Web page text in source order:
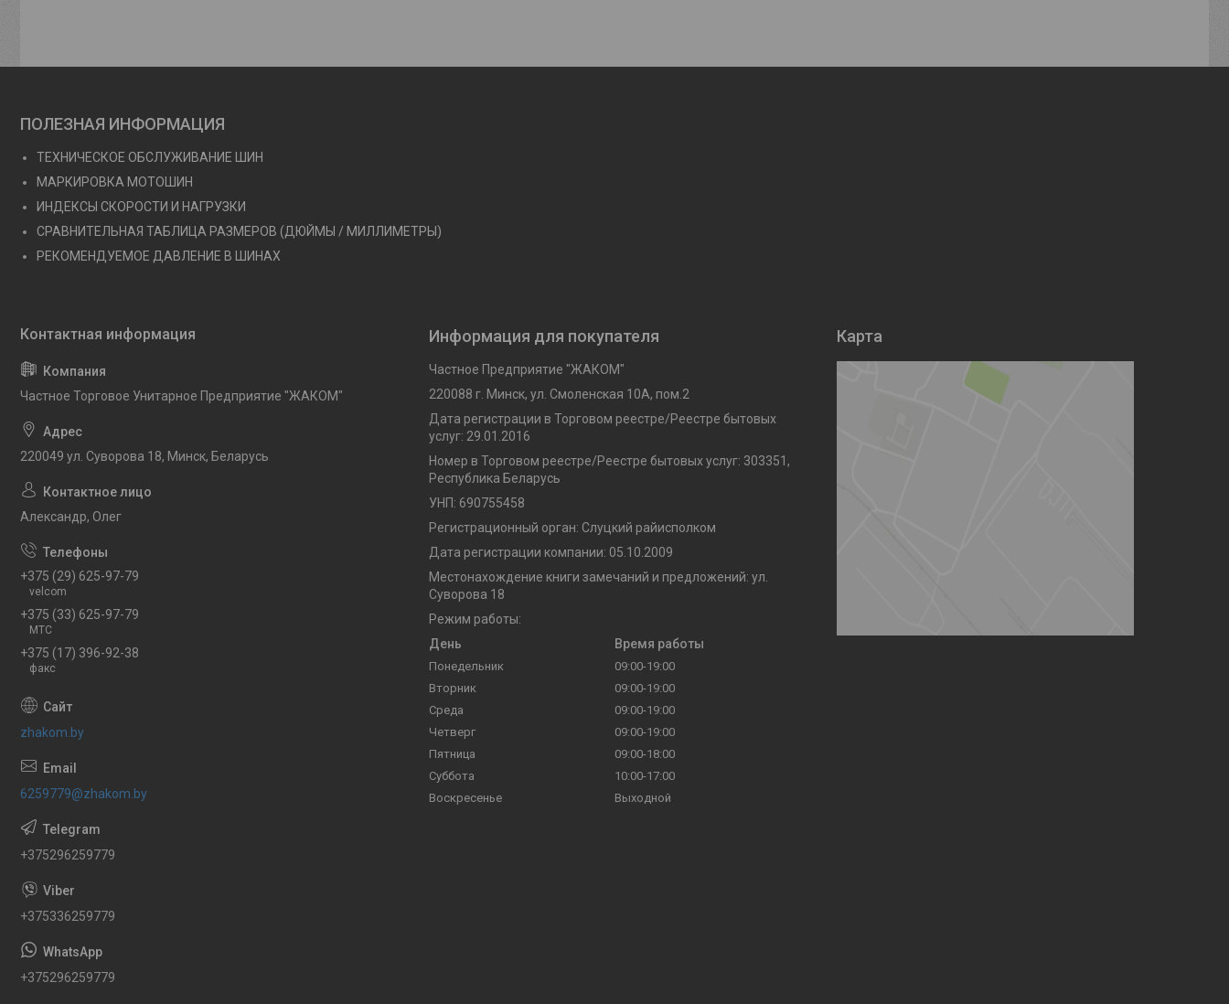
ПОЛЕЗНАЯ ИНФОРМАЦИЯ
ТЕХНИЧЕСКОЕ ОБСЛУЖИВАНИЕ ШИН
МАРКИРОВКА МОТОШИН
ИНДЕКСЫ СКОРОСТИ И НАГРУЗКИ
СРАВНИТЕЛЬНАЯ ТАБЛИЦА РАЗМЕРОВ (ДЮЙМЫ / МИЛЛИМЕТРЫ)
РЕКОМЕНДУЕМОЕ ДАВЛЕНИЕ В ШИНАХ
Частное Торговое Унитарное Предприятие "ЖАКОМ"
220049 ул. Суворова 18, Минск, Беларусь
Александр, Олег
+375 (29) 625-97-79
velcom
+375 (33) 625-97-79
МТС
+375 (17) 396-92-38
факс
zhakom.by
6259779@zhakom.by
+375296259779
+375336259779
+375296259779
Информация для покупателя
Частное Предприятие "ЖАКОМ"
220088 г. Минск, ул. Смоленская 10A, пом.2
Дата регистрации в Торговом реестре/Реестре бытовых
услуг: 29.01.2016
Номер в Торговом реестре/Реестре бытовых услуг: 303351,
Республика Беларусь
УНП: 690755458
Регистрационный орган: Слуцкий райисполком
Дата регистрации компании: 05.10.2009
Местонахождение книги замечаний и предложений: ул.
Суворова 18
Режим работы:
День
Время работы
Понедельник
09:00-19:00
Вторник
09:00-19:00
Среда
09:00-19:00
Четверг
09:00-19:00
Пятница
09:00-18:00
Суббота
10:00-17:00
Воскресенье
Выходной
Карта